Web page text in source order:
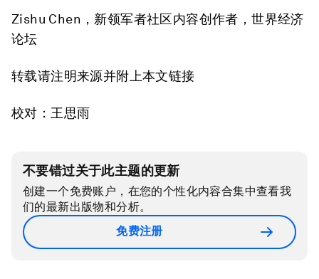
Zishu Chen，新领军者社区内容创作者，世界经济
论坛
转载请注明来源并附上本文链接
校对：王思雨
不要错过关于此主题的更新
创建一个免费账户，在您的个性化内容合集中查看我
们的最新出版物和分析。
免费注册